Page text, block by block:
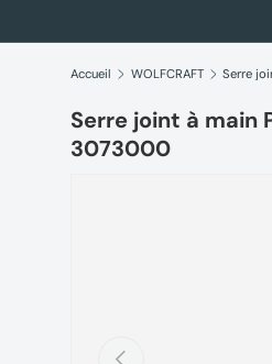
Accueil WOLFCRAFT
Serre joint à main
3073000
Précédent